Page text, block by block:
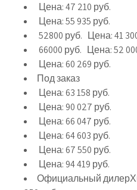
Цена:47 210 руб.
Цена:55 935 руб.
52800 руб. Цена:41
66000 руб. Цена:52
Цена:60 269 руб.
Под заказ
Цена:63 158 руб.
Цена:90 027 руб.
Цена:66 047 руб.
Цена:64 603 руб.
Цена:67 550 руб.
Цена:94 419 руб.
Официальный